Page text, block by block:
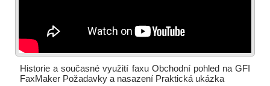
Historie a současné využití faxu Obchodní pohled na GFI
FaxMaker Požadavky a nasazení Praktická ukázka